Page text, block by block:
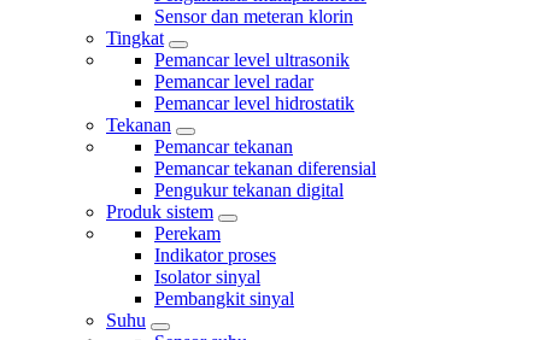
Sensor dan meteran klorin
Tingkat
Pemancar level ultrasonik
Pemancar level radar
Pemancar level hidrostatik
Tekanan
Pemancar tekanan
Pemancar tekanan diferensial
Pengukur tekanan digital
Produk sistem
Perekam
Indikator proses
Isolator sinyal
Pembangkit sinyal
Suhu